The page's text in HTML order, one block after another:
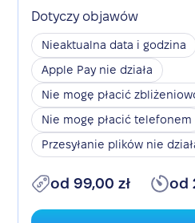
Dotyczy objawów
Nieaktualna data i godzina
Apple Pay nie działa
Nie mogę płacić
Nie mogę płacić telefonem
Przesyłanie plików nie
od 99,00 zł od